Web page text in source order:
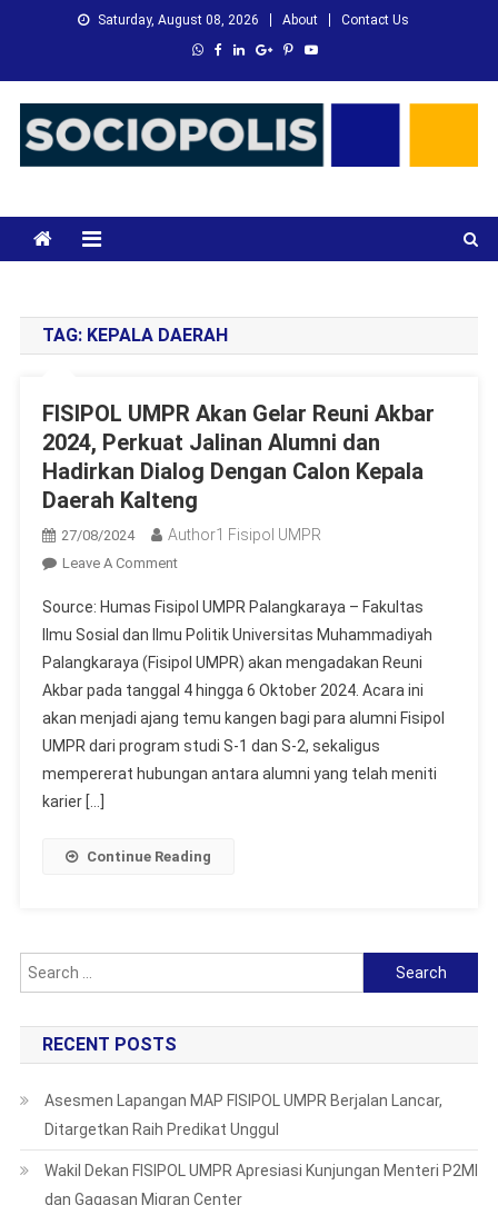
Saturday, August 08, 2026 About Contact Us
TAG: KEPALA DAERAH
FISIPOL UMPR Akan Gelar Reuni Akbar
2024, Perkuat Jalinan Alumni dan
Hadirkan Dialog Dengan Calon Kepala
Daerah Kalteng
27/08/2024 Author1 Fisipol UMPR
Leave A CommentOn
UMPR
Akan
Gelar
Reuni
Akbar
2024,
Perkuat
Hadirkan
Daerah
Kalteng
Source: Humas Fisipol UMPR Palangkaraya – Fakultas
Ilmu Sosial dan Ilmu Politik Universitas Muhammadiyah
Palangkaraya (Fisipol UMPR) akan mengadakan Reuni
Akbar pada tanggal 4 hingga 6 Oktober 2024. Acara ini
akan menjadi ajang temu kangen bagi para alumni Fisipol
UMPR dari program studi S-1 dan S-2, sekaligus
mempererat hubungan antara alumni yang telah meniti
karier […]
Continue Reading
Search
for:
RECENT POSTS
Asesmen Lapangan MAP FISIPOL UMPR Berjalan Lancar,
Ditargetkan Raih Predikat Unggul
Wakil Dekan FISIPOL UMPR Apresiasi Kunjungan Menteri P2MI
dan Gagasan Migran Center